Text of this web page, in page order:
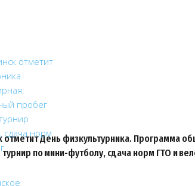
отметит День физкультурника. Программа
по мини-футболу, сдача норм ГТО и